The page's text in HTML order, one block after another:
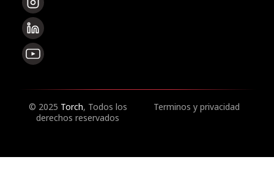
© 2025 Torch, Todos los
derechos reservados
Terminos y privacidad